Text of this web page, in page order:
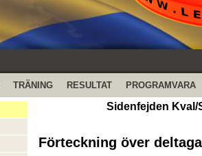
TRÄNING RESULTAT PROGRAMVARA
Sidenfejden
Förteckning över